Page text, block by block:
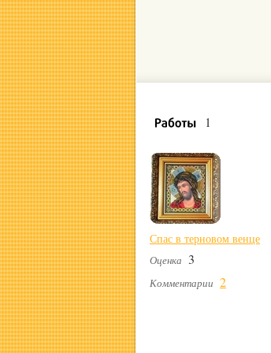
1
Спас в терновом венце
Оценка 3
Комментарии 2